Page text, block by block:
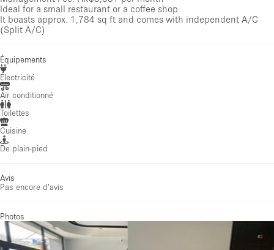
Ideal for a small restaurant or a coffee shop.
It boasts approx. 1,784 sq ft and comes with independent A/C
(Split A/C)
Équipements
Électricité
Air conditionné
Toilettes
Cuisine
De plain-pied
Avis
Pas encore d'avis
Photos